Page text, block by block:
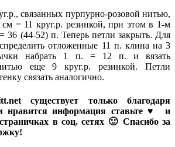
связанных пурпурно-розовой нитью,
см = 11 круг.р. резинкой, при этом в 1-м
36 (44-52) п. Теперь петли закрыть. Для
отложенные 11 п. клина на 3
набрать 1 п. = 12 п. и вязать
еще 9 круг.р. резинкой. Петли
связать аналогично.
существует только благодаря
нравится информация ставьте ♥ и
в соц. сетях 🙂 Спасибо за